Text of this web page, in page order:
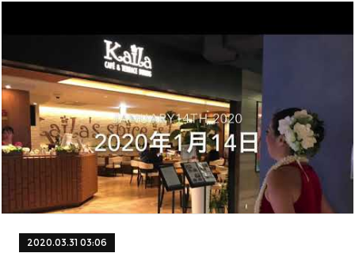
2020.03.31 03:06